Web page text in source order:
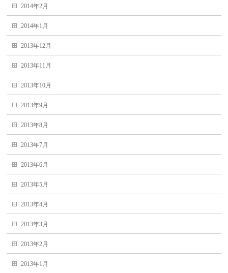
2014年2月
2014年1月
2013年12月
2013年11月
2013年10月
2013年9月
2013年8月
2013年7月
2013年6月
2013年5月
2013年4月
2013年3月
2013年2月
2013年1月